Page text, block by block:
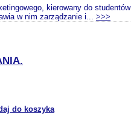
kierowany do
w nim zarządzanie i... >>>
do koszyka